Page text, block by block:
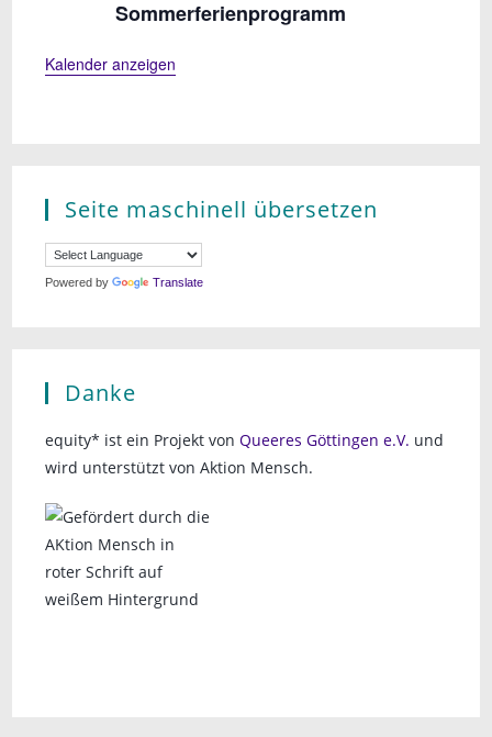
Sommerferienprogramm
Kalender anzeigen
Seite maschinell übersetzen
Powered by Translate
Danke
equity* ist ein Projekt vonQueeres Göttingen e.V. und
wird unterstützt von Aktion Mensch.